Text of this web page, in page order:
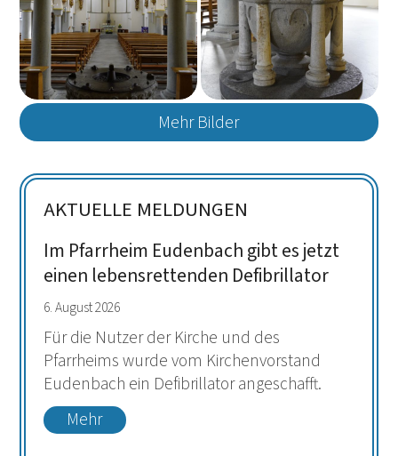
Mehr Bilder
AKTUELLE MELDUNGEN
Im Pfarrheim Eudenbach gibt es jetzt
einen lebensrettenden Defibrillator
6. August 2026
Für die Nutzer der Kirche und des
Pfarrheims wurde vom Kirchenvorstand
Eudenbach ein Defibrillator angeschafft.
Mehr